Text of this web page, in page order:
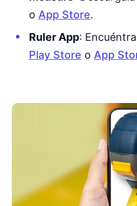
o App Store.
Ruler App:
Play Store o App